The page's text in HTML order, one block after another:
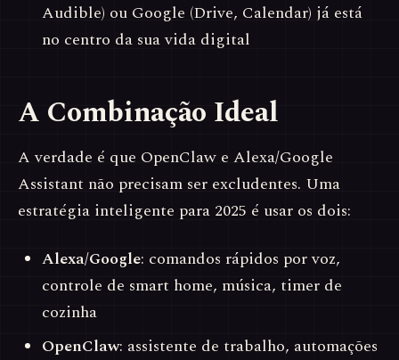
Audible) ou Google (Drive, Calendar) já está
no centro da sua vida digital
A Combinação Ideal
A verdade é que OpenClaw e Alexa/Google
Assistant não precisam ser excludentes. Uma
estratégia inteligente para 2025 é usar os dois:
Alexa/Google: comandos rápidos por voz,
controle de smart home, música, timer de
cozinha
OpenClaw: assistente de trabalho, automações